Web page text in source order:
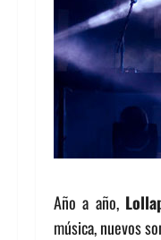
Año a año,
música, nuevos